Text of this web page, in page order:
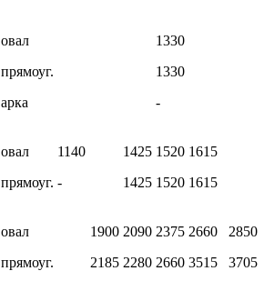
овал
прямоуг.
арка
1330
1330
-
овал
прямоуг.
1140
-
1425
1425
1520
1520
1615
1615
овал
прямоуг.
1900
2185
2090
2280
2375
2660
2660
3515
2850
3705